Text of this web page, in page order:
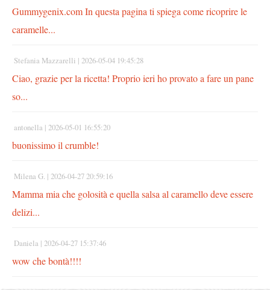
Gummygenix.com In questa pagina ti spiega come ricoprire le
caramelle...
Stefania Mazzarelli | 2026-05-04 19:45:28
Ciao, grazie per la ricetta! Proprio ieri ho provato a fare un pane
so...
antonella | 2026-05-01 16:55:20
buonissimo il crumble!
Milena G. | 2026-04-27 20:59:16
Mamma mia che golosità e quella salsa al caramello deve essere
delizi...
Daniela | 2026-04-27 15:37:46
wow che bontà!!!!